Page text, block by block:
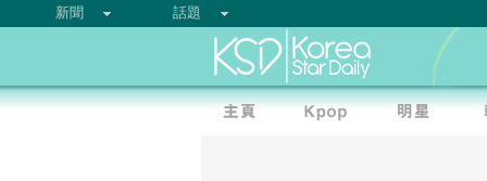
新聞 話題